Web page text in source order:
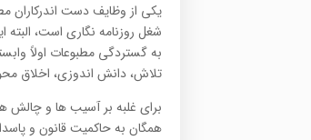
یکی از وظایف دست اندرکاران
شغل روزنامه نگاری است، البته
به گستردگی مطبوعات اولاً
تلاش، دانش اندوزی، اخلاق
برای غلبه بر آسیب ها و چالش
همگان به حاکمیت قانون و